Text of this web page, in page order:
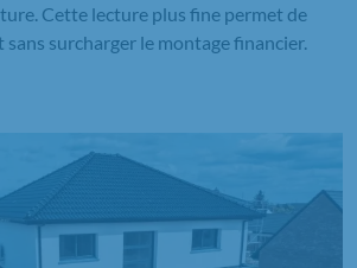
Cette lecture plus fine permet de
sans surcharger le montage financier.